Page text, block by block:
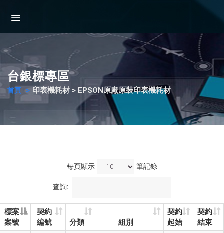
台銀標專區
首頁 印表機耗材 > EPSON原廠原裝印表機耗材
每頁顯示 筆記錄
查詢:
標案
案號
契約
編號
分類 組別
契約
起始
契約
結束